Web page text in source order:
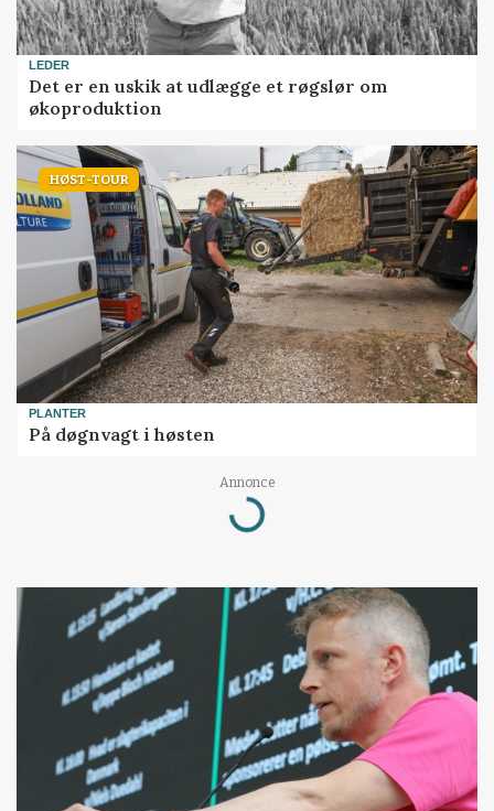
LEDER
Det er en uskik at udlægge et røgslør om
økoproduktion
HØST-TOUR
PLANTER
På døgnvagt i høsten
Annonce
Loading...